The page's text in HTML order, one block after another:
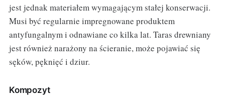
jest jednak materiałem wymagającym stałej konserwacji.
Musi być regularnie impregnowane produktem
antyfungalnym i odnawiane co kilka lat. Taras drewniany
jest również narażony na ścieranie, może pojawiać się
sęków, pęknięć i dziur.
Kompozyt